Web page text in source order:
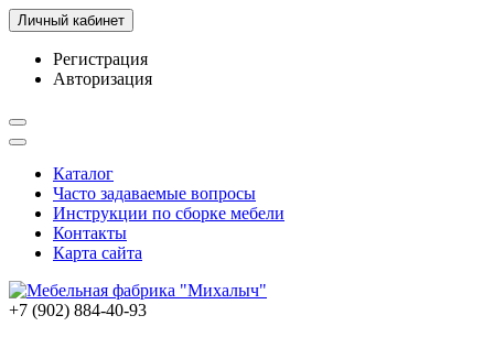
Личный кабинет
Регистрация
Авторизация
Каталог
Часто задаваемые вопросы
Инструкции по сборке мебели
Контакты
Карта сайта
+7 (902) 884-40-93